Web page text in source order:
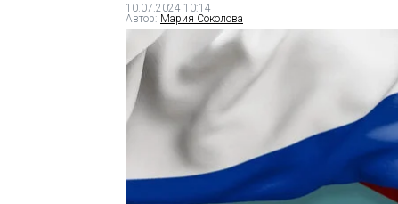
10.07.2024 10:14
Автор: Мария Соколова